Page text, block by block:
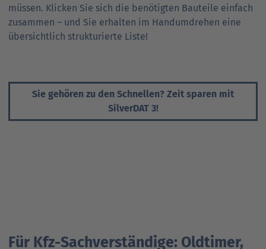
müssen. Klicken Sie sich die benötigten Bau­teile einfach
zusammen – und Sie erhalten im Hand­umdrehen eine
übersicht­lich strukturierte Liste!
Sie gehören zu den Schnellen? Zeit sparen mit
SilverDAT 3!
Für Kfz-Sachverständige: Oldtimer,